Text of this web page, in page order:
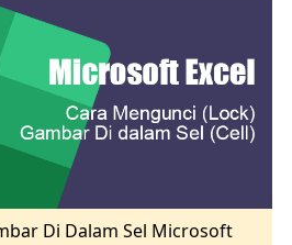
Di Dalam Sel Microsoft